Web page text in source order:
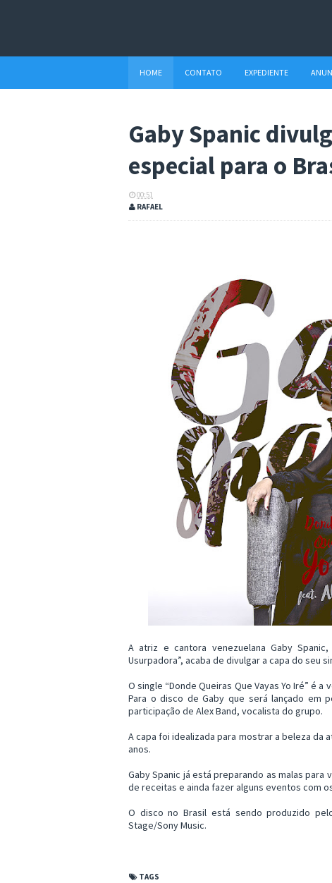
HOME CONTATO EXPEDIENTE
Gaby Spanic
especial para o
00:51
RAFAEL
A atriz e cantora venezuelana Gaby
Usurpadora”, acaba de divulgar a capa do seu
O single “Donde Queiras Que Vayas Yo Iré” é
Para o disco de Gaby que será lançado em
participação de Alex Band, vocalista do grupo.
A capa foi idealizada para mostrar a beleza da
anos.
Gaby Spanic já está preparando as malas
de receitas e ainda fazer alguns eventos com
O disco no Brasil está sendo produzido
Stage/Sony Music.
TAGS